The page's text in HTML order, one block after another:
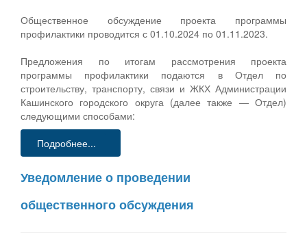
Общественное обсуждение проекта программы
профилактики проводится с 01.10.2024 по 01.11.2023.
Предложения по итогам рассмотрения проекта
программы профилактики подаются в Отдел по
строительству, транспорту, связи и ЖКХ Администрации
Кашинского городского округа (далее также — Отдел)
следующими способами:
Подробнее...
Уведомление о проведении
общественного обсуждения